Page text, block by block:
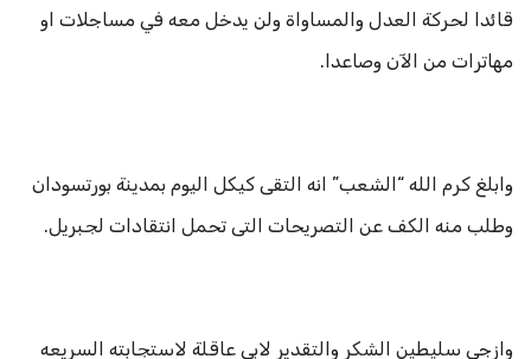
قائدا لحركة العدل والمساواة ولن يدخل معه في مساجلات او
مهاترات من الآن وصاعدا.
وابلغ كرم الله “الشعب” انه التقى كيكل اليوم بمدينة بورتسودان
وطلب منه الكف عن التصريحات التى تحمل انتقادات لجبريل.
وازجى سليطين الشكر والتقدير لابي عاقلة لاستجابته السريعه